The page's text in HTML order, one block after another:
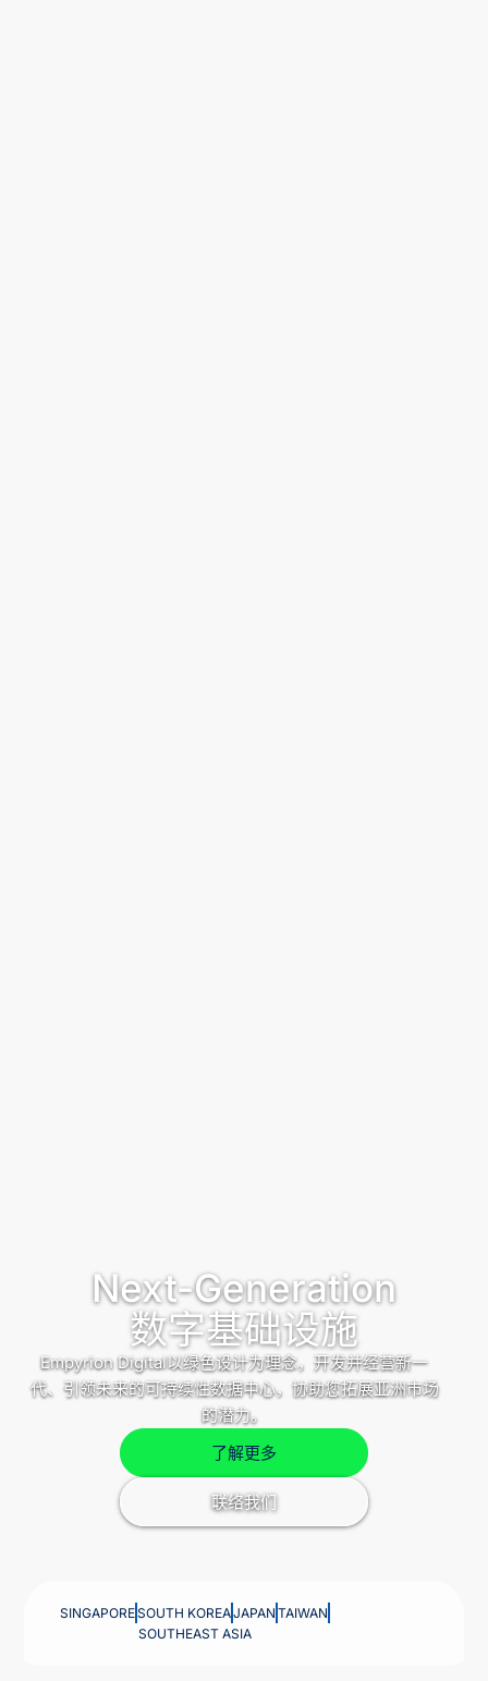
Next-Generation
数字基础设施
Empyrion Digital以绿色设计为理念，开发并经营新一
代、引领未来的可持续性数据中心，协助您拓展亚洲市场
的潜力。
了解更多
联络我们
SINGAPORESOUTH KOREAJAPAN TAIWAN
SOUTHEAST ASIA